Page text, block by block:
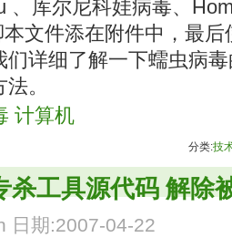
、库尔尼科娃病毒、
文件添在附件中，最
们详细了解一下蠕虫病
。
计算机
分类:技
杀工具源代码 解除
日期:2007-04-22